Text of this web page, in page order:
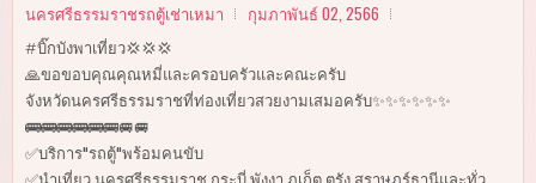
นครศรีธรรมราชรถตู้เช่าเหมา กุมภาพันธ์ 02, 2566
#บิ๊กบังพาเที่ยว💢💢💢
🙏ขอขอบคุณคุณหมี่และครอบครัวและคณะครับ
จังหวัดนครศรีธรรมราชที่ท่องเที่ยวสวยงามเสมอครับ✨✨✨✨✨✨
🚌🚌🚌🚌🚌🚌🚐🚐
✅บริการ"รถตู้"พร้อมคนขับ